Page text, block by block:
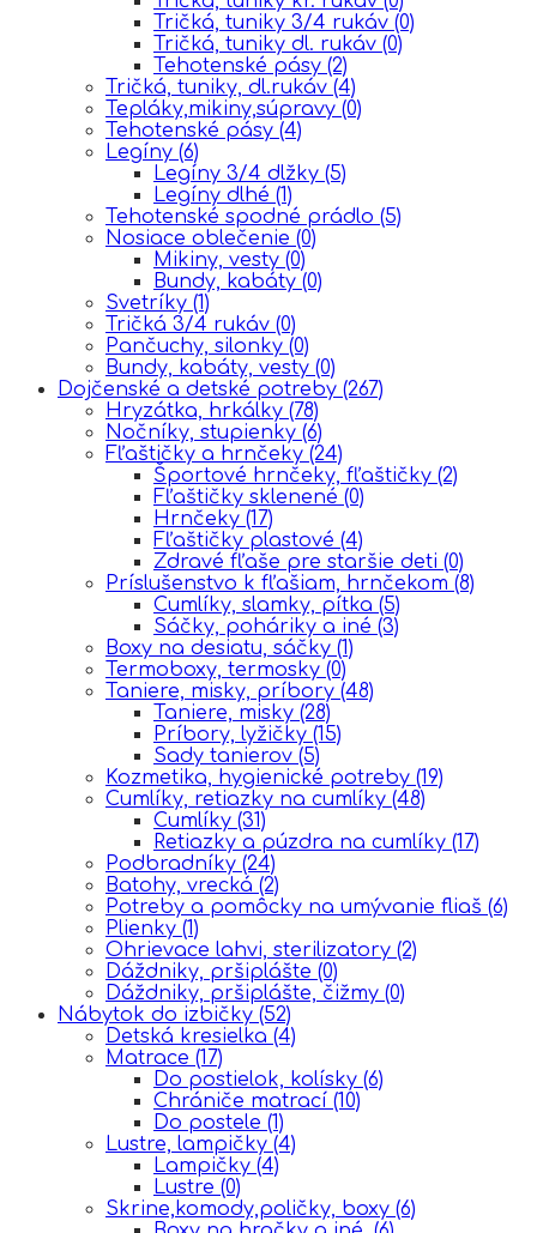
Tričká, tuniky 3/4 rukáv (0)
Tričká, tuniky dl. rukáv (0)
Tehotenské pásy (2)
Tričká, tuniky, dl.rukáv (4)
Tepláky,mikiny,súpravy (0)
Tehotenské pásy (4)
Legíny (6)
Legíny 3/4 dlžky (5)
Legíny dlhé (1)
Tehotenské spodné prádlo (5)
Nosiace oblečenie (0)
Mikiny, vesty (0)
Bundy, kabáty (0)
Svetríky (1)
Tričká 3/4 rukáv (0)
Pančuchy, silonky (0)
Bundy, kabáty, vesty (0)
Dojčenské a detské potreby (267)
Hryzátka, hrkálky (78)
Nočníky, stupienky (6)
Fľaštičky a hrnčeky (24)
Športové hrnčeky, fľaštičky (2)
Fľaštičky sklenené (0)
Hrnčeky (17)
Fľaštičky plastové (4)
Zdravé fľaše pre staršie deti (0)
Príslušenstvo k fľašiam, hrnčekom (8)
Cumlíky, slamky, pítka (5)
Sáčky, poháriky a iné (3)
Boxy na desiatu, sáčky (1)
Termoboxy, termosky (0)
Taniere, misky, príbory (48)
Taniere, misky (28)
Príbory, lyžičky (15)
Sady tanierov (5)
Kozmetika, hygienické potreby (19)
Cumlíky, retiazky na cumlíky (48)
Cumlíky (31)
Retiazky a púzdra na cumlíky (17)
Podbradníky (24)
Batohy, vrecká (2)
Potreby a pomôcky na umývanie fliaš (6)
Plienky (1)
Ohrievace lahvi, sterilizatory (2)
Dáždniky, pršiplášte (0)
Dáždniky, pršiplášte, čižmy (0)
Nábytok do izbičky (52)
Detská kresielka (4)
Matrace (17)
Do postielok, kolísky (6)
Chrániče matrací (10)
Do postele (1)
Lustre, lampičky (4)
Lampičky (4)
Lustre (0)
Skrine,komody,poličky, boxy (6)